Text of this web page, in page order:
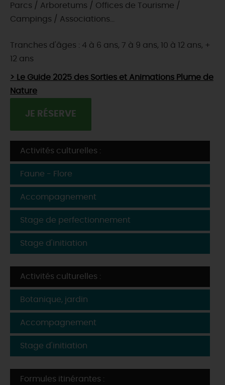
Parcs / Arboretums / Offices de Tourisme /
Campings / Associations...
Tranches d'âges : 4 à 6 ans, 7 à 9 ans, 10 à 12 ans, +
12 ans
> Le Guide 2025 des Sorties et Animations Plume de
Nature
JE RÉSERVE
Activités culturelles :
Faune - Flore
Accompagnement
Stage de perfectionnement
Stage d'initiation
Activités culturelles :
Botanique, jardin
Accompagnement
Stage d'initiation
Formules itinérantes :